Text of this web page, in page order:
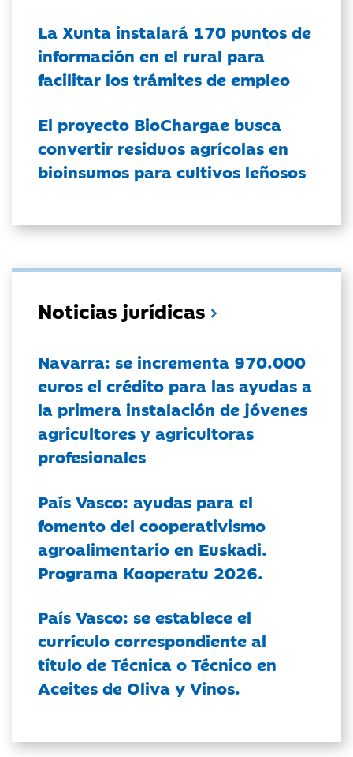
La Xunta instalará 170 puntos de
información en el rural para
facilitar los trámites de empleo
El proyecto BioChargae busca
convertir residuos agrícolas en
bioinsumos para cultivos leñosos
Noticias jurídicas
Navarra: se incrementa 970.000
euros el crédito para las ayudas a
la primera instalación de jóvenes
agricultores y agricultoras
profesionales
País Vasco: ayudas para el
fomento del cooperativismo
agroalimentario en Euskadi.
Programa Kooperatu 2026.
País Vasco: se establece el
currículo correspondiente al
título de Técnica o Técnico en
Aceites de Oliva y Vinos.